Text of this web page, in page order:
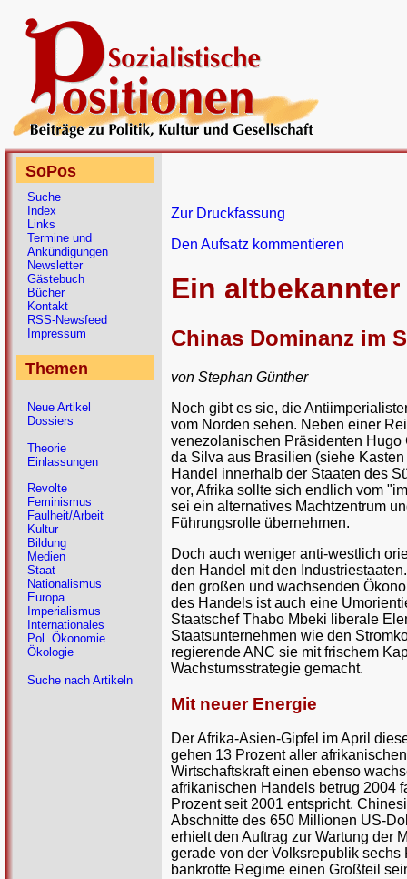
Zur Druckfassung
Den Aufsatz kommentieren
Ein
Chinas Dominanz im
von Stephan Günther
Noch gibt es sie, die
vom Norden sehen. Neben einer
venezolanischen Präsidenten
da Silva aus Brasilien (siehe
Handel innerhalb der Staaten des
vor, Afrika sollte sich endlich vom
sei ein alternatives Machtzentrum
Führungsrolle übernehmen.
Doch auch weniger anti-westlich
den Handel mit den
den großen und wachsenden
des Handels ist auch eine
Staatschef Thabo Mbeki liberale
Staatsunternehmen wie den
regierende ANC sie mit frischem
Wachstumsstrategie gemacht.
Mit neuer Energie
Der Afrika-Asien-Gipfel im April
gehen 13 Prozent aller
Wirtschaftskraft einen ebenso
afrikanischen Handels betrug 2004
Prozent seit 2001 entspricht.
Abschnitte des 650 Millionen US-
erhielt den Auftrag zur Wartung der
gerade von der Volksrepublik
bankrotte Regime einen Großteil
SoPos
Suche
Index
Links
Termine und
Ankündigungen
Newsletter
Gästebuch
Bücher
Kontakt
RSS-Newsfeed
Impressum
Themen
Neue Artikel
Dossiers
Theorie
Einlassungen
Revolte
Feminismus
Faulheit/Arbeit
Kultur
Bildung
Medien
Staat
Nationalismus
Europa
Imperialismus
Internationales
Pol. Ökonomie
Ökologie
Suche nach Artikeln